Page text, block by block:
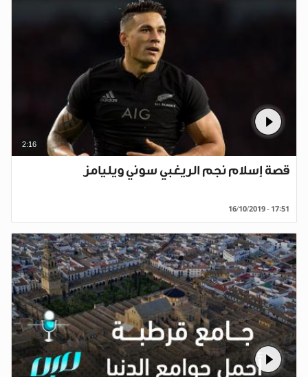
2:16
قصة إسلام نجم الريغبي سوني ويليامز
16/10/2019 - 17:51